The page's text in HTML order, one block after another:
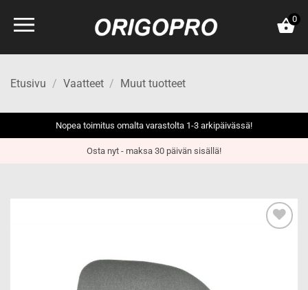
0
Etusivu / Vaatteet / Muut tuotteet
Nopea toimitus omalta varastolta 1-3 arkipäivässä!
Osta nyt - maksa 30 päivän sisällä!